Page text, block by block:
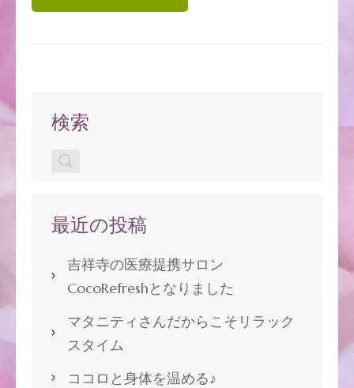
検索
最近の投稿
吉祥寺の医療提携サロン
CocoRefreshとなりました
マタニティさんだからこそリラック
スタイム
ココロと身体を温める♪